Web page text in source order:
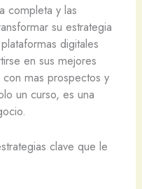
completa y las
su estrategia
digitales
en sus mejores
mas prospectos y
un curso, es una
clave que le